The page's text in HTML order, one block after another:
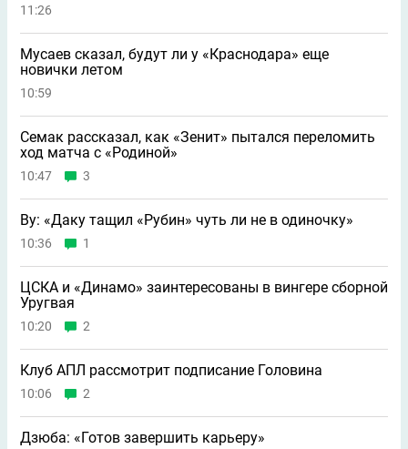
11:26
Мусаев сказал, будут ли у «Краснодара» еще
новички летом
10:59
Семак рассказал, как «Зенит» пытался переломить
ход матча с «Родиной»
10:47 3
Ву: «Даку тащил «Рубин» чуть ли не в одиночку»
10:36 1
ЦСКА и «Динамо» заинтересованы в вингере сборной
Уругвая
10:20 2
Клуб АПЛ рассмотрит подписание Головина
10:06 2
Дзюба: «Готов завершить карьеру»